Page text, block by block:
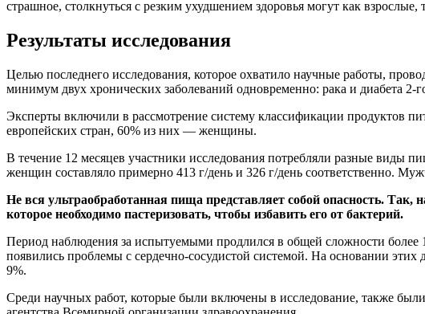
страшное, столкнуться с резким ухудшением здоровья могут как взрослые,
Результаты исследования
Целью последнего исследования, которое охватило научные работы,
минимум двух хронических заболеваний одновременно: рака и диабета 2-
Эксперты включили в рассмотрение систему классификации продуктов
европейских стран, 60% из них — женщины.
В течение 12 месяцев участники исследования потребляли разные виды
женщин составляло примерно 413 г/день и 326 г/день соответственно.
Не вся ультраобработанная пища представляет собой опасность.
которое необходимо пастеризовать, чтобы избавить его от бактерий.
Период наблюдения за испытуемыми продлился в общей сложности более
появились проблемы с сердечно-сосудистой системой. На основании
9%.
Среди научных работ, которые были включены в исследование, также